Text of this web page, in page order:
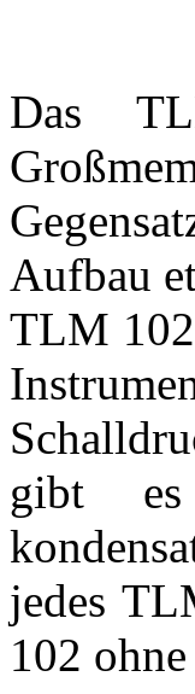
Das
Aufbau
TLM
gibt
jedes
102